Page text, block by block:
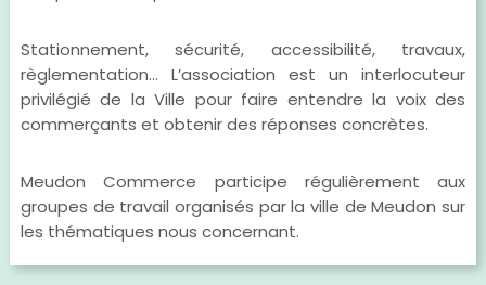
Stationnement, sécurité, accessibilité, travaux,
règlementation… L’association est un interlocuteur
privilégié de la Ville pour faire entendre la voix des
commerçants et obtenir des réponses concrètes.
Meudon Commerce participe régulièrement aux
groupes de travail organisés par la ville de Meudon sur
les thématiques nous concernant.